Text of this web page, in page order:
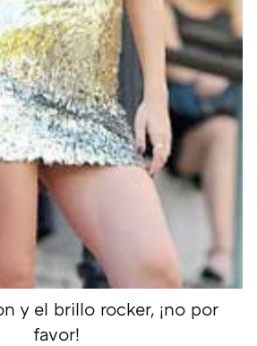
y el brillo rocker, ¡no por
favor!